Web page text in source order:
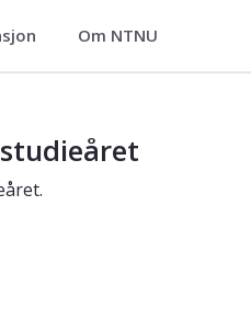
Om NTNU